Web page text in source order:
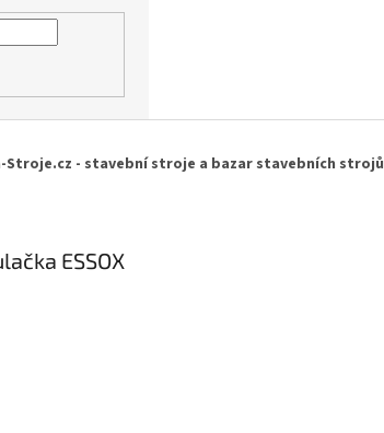
Stroje.cz - stavební stroje a bazar stavebních strojů
ESSOX